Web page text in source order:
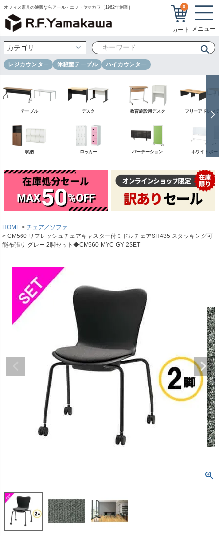
オフィス家具の通販ならアール・エフ・ヤマカワ［1962年創業］ 0
レジカウンター 休憩室テーブル ハイカウンター
テーブル デスク 教育施設用デスク フリーアドレス
収納 ロッカー パーテーション ホワイトボー
HOME
チェア／ソファ
CM560 リフレッシュチェアキャスター付ミドルチェアSH435 スタッキング可
能布張り グレー 2脚セット◆CM560-MYC-GY-2SET